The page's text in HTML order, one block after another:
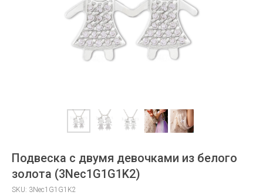
Подвеска с двумя девочками из белого
золота (3Nec1G1G1K2)
SKU: 3Nec1G1G1K2